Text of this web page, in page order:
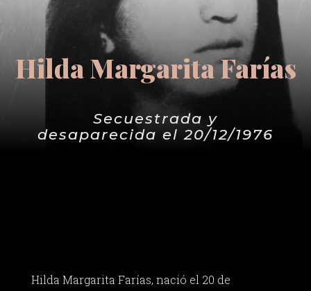
Hilda Margarita Farías
Secuestrada y
desaparecida el 20/12/1976
Hilda Margarita Farías, nació el 20 de